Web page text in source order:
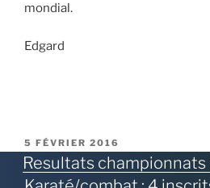
mondial.
Edgard
PUBLIÉ
LE
5 FÉVRIER 2016
Resultats